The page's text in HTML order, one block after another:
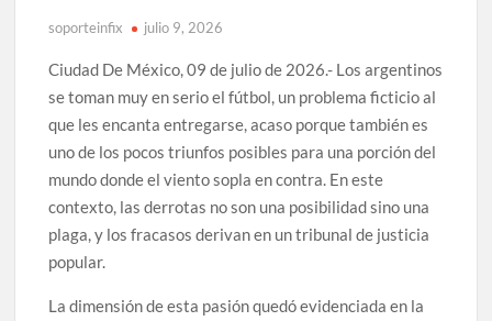
soporteinfix julio 9, 2026
Ciudad De México, 09 de julio de 2026.- Los argentinos
se toman muy en serio el fútbol, un problema ficticio al
que les encanta entregarse, acaso porque también es
uno de los pocos triunfos posibles para una porción del
mundo donde el viento sopla en contra. En este
contexto, las derrotas no son una posibilidad sino una
plaga, y los fracasos derivan en un tribunal de justicia
popular.
La dimensión de esta pasión quedó evidenciada en la